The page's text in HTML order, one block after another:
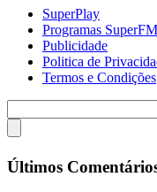
SuperPlay
Programas SuperFM
Publicidade
Politica de
Termos e Condições
Últimos